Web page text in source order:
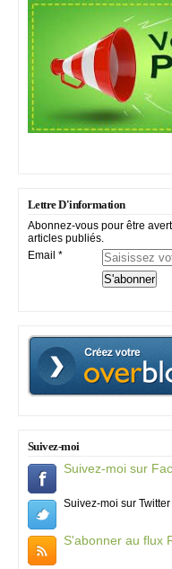
Lettre D'information
Abonnez-vous pour être
articles publiés.
Email
Suivez-moi
Suivez-moi sur
Suivez-moi sur Twitter
S'abonner au flux